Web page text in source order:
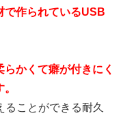
で作られているUSB
らかくて癖が付きにく
ることができる耐久